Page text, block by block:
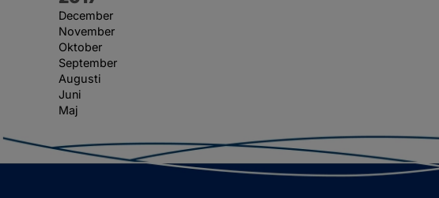
December
November
Oktober
September
Augusti
Juni
Maj